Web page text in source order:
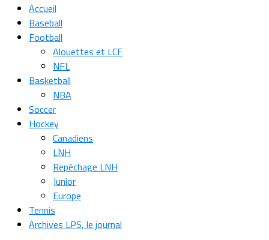
Accueil
Baseball
Football
Alouettes et LCF
NFL
Basketball
NBA
Soccer
Hockey
Canadiens
LNH
Repêchage LNH
Junior
Europe
Tennis
Archives LPS, le journal